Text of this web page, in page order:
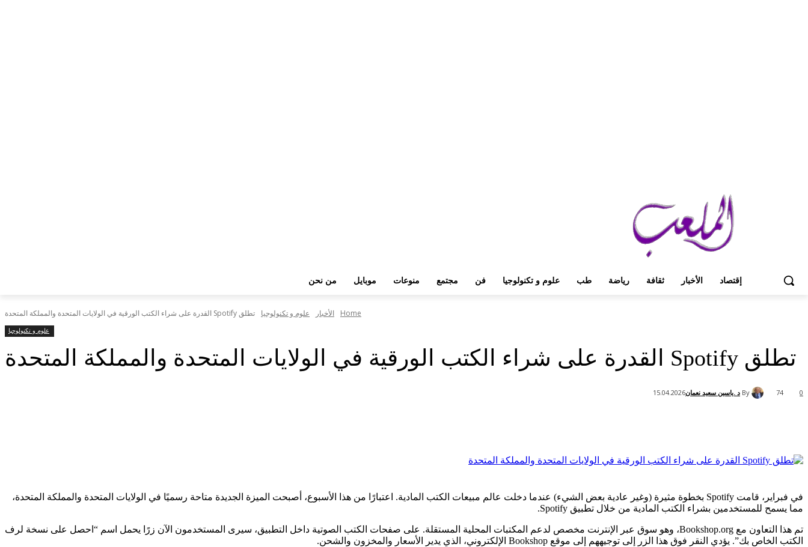
إقتصاد الأخبار ثقافة رياضة طب علوم و تكنولوجيا فن مجتمع منوعات موبايل من نحن
Home الأخبار علوم و تكنولوجيا تطلق Spotify القدرة على شراء الكتب الورقية في الولايات المتحدة والمملكة المتحدة
علوم و تكنولوجيا
تطلق Spotify القدرة على شراء الكتب الورقية في الولايات المتحدة والمملكة المتحدة
By د .ياسين سعيد نعمان15.04.2026 0
74
في فبراير، قامت Spotify بخطوة مثيرة (وغير عادية بعض الشيء) عندما دخلت عالم مبيعات الكتب المادية. اعتبارًا من هذا الأسبوع، أصبحت الميزة الجديدة متاحة رسميًا في الولايات المتحدة والمملكة المتحدة،
مما يسمح للمستخدمين بشراء الكتب المادية من خلال تطبيق Spotify.
تم هذا التعاون مع Bookshop.org، وهو سوق عبر الإنترنت مخصص لدعم المكتبات المحلية المستقلة. على صفحات الكتب الصوتية داخل التطبيق، سيرى المستخدمون الآن زرًا يحمل اسم “احصل على نسخة لرف
الكتب الخاص بك”. يؤدي النقر فوق هذا الزر إلى توجيههم إلى موقع Bookshop الإلكتروني، الذي يدير الأسعار والمخزون والشحن.